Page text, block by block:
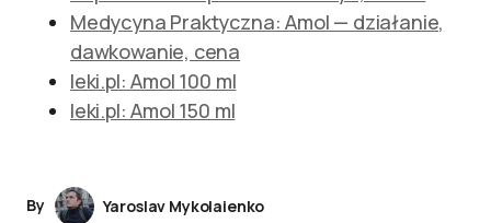
Medycyna Praktyczna: Amol — działanie,
dawkowanie, cena
leki.pl: Amol 100 ml
leki.pl: Amol 150 ml
By
Yaroslav Mykolaienko